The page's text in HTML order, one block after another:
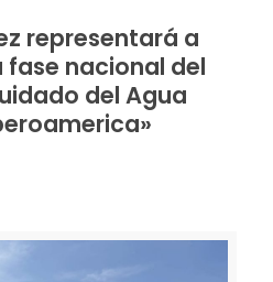
representará a
nacional del
del Agua